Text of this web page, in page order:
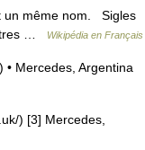
un même nom. Sigles
…
Wikipédia en Français
Mercedes, Argentina
) [3] Mercedes,